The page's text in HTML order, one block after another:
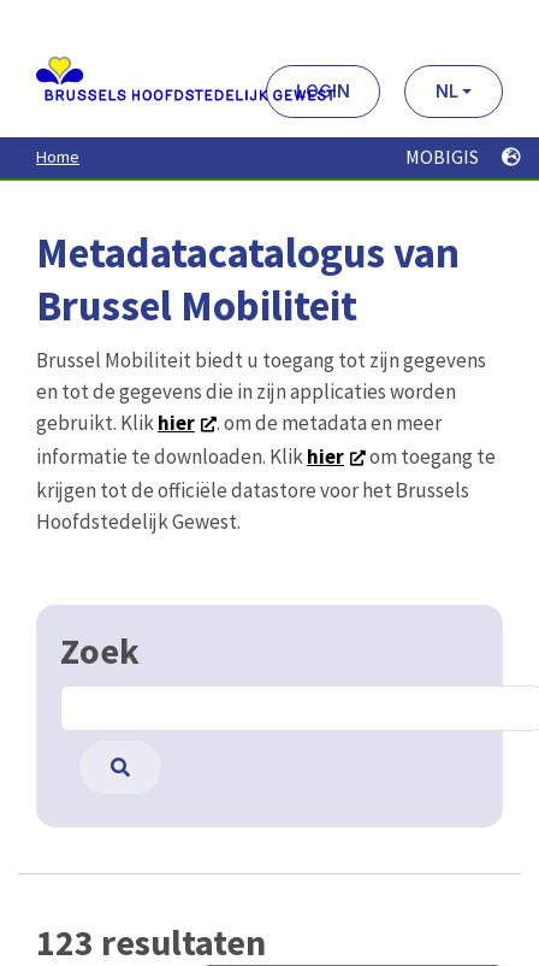
contenu
principal
LOGIN NL
Home MOBIGIS
Metadatacatalogus van
Brussel Mobiliteit
Brussel Mobiliteit biedt u toegang tot zijn gegevens
en tot de gegevens die in zijn applicaties worden
gebruikt. Klikhier
. om de metadata en meer
informatie te downloaden. Klikhier
om toegang te
krijgen tot de officiële datastore voor het Brussels
Hoofdstedelijk Gewest.
Zoek
123 resultaten